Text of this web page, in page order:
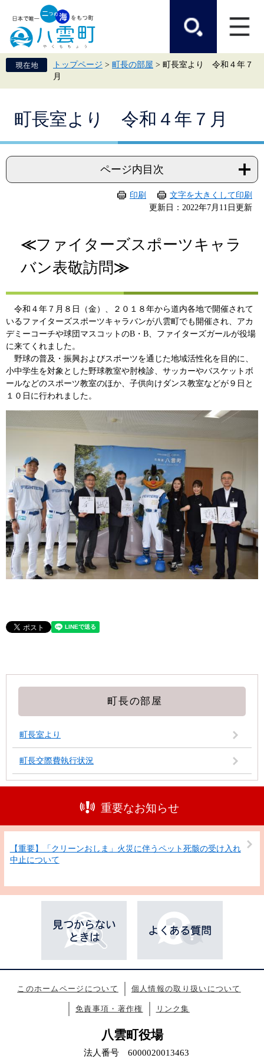
頭
で
飛
ば
て
トップページ > 町長の部屋 > 町長室より 令和４年７
月
町長室より 令和４年７月
ページ内目次
印刷
文字を大きくして印刷
更新日：2022年7月11日更新
≪ファイターズスポーツキャラ
バン表敬訪問≫
令和４年７月８日（金）、２０１８年から道内各地で開催されて
いるファイターズスポーツキャラバンが八雲町でも開催され、アカ
デミーコーチや球団マスコットのB・B、ファイターズガールが役場
に来てくれました。
野球の普及・振興およびスポーツを通じた地域活性化を目的に、
小中学生を対象とした野球教室や肘検診、サッカーやバスケットボ
ールなどのスポーツ教室のほか、子供向けダンス教室などが９日と
１０日に行われました。
町長の部屋
町長室より
町長交際費執行状況
重要なお知らせ
【重要】「クリーンおしま」火災に伴うペット死骸の受け入れ
中止について
このホームページについて 個人情報の取り扱いについて
免責事項・著作権 リンク集
八雲町役場
法人番号 6000020013463